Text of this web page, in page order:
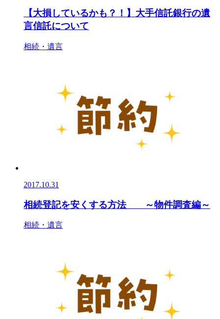
【大損しているかも？！】大手信託銀行の遺
言信託について
相続・遺言
2017.10.31
相続登記を安くする方法 ～物件調査編～
相続・遺言